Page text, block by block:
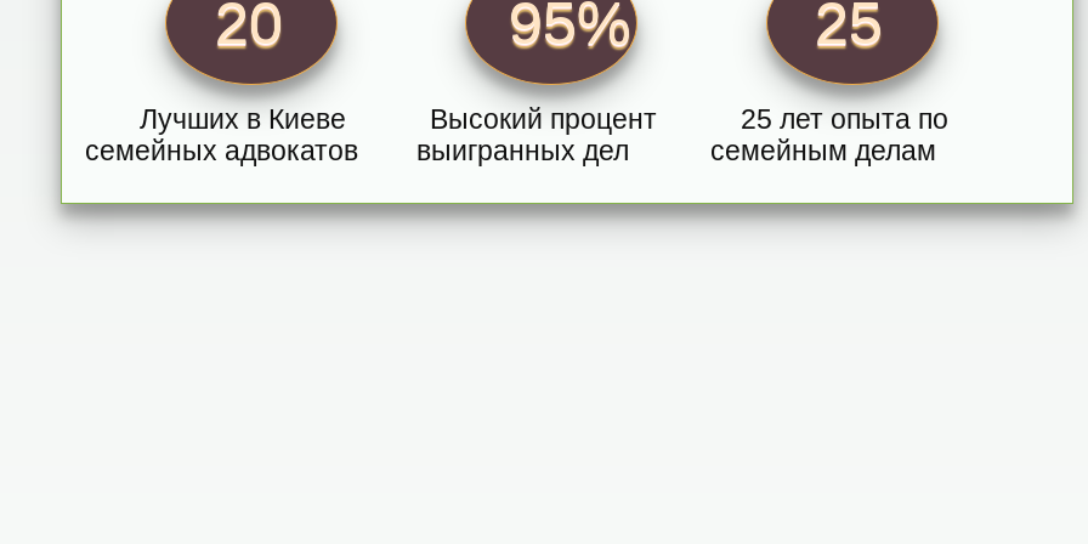
20
Лучших в Киеве
семейных адвокатов
95%
Высокий процент
выигранных дел
25
25 лет опыта по
семейным делам